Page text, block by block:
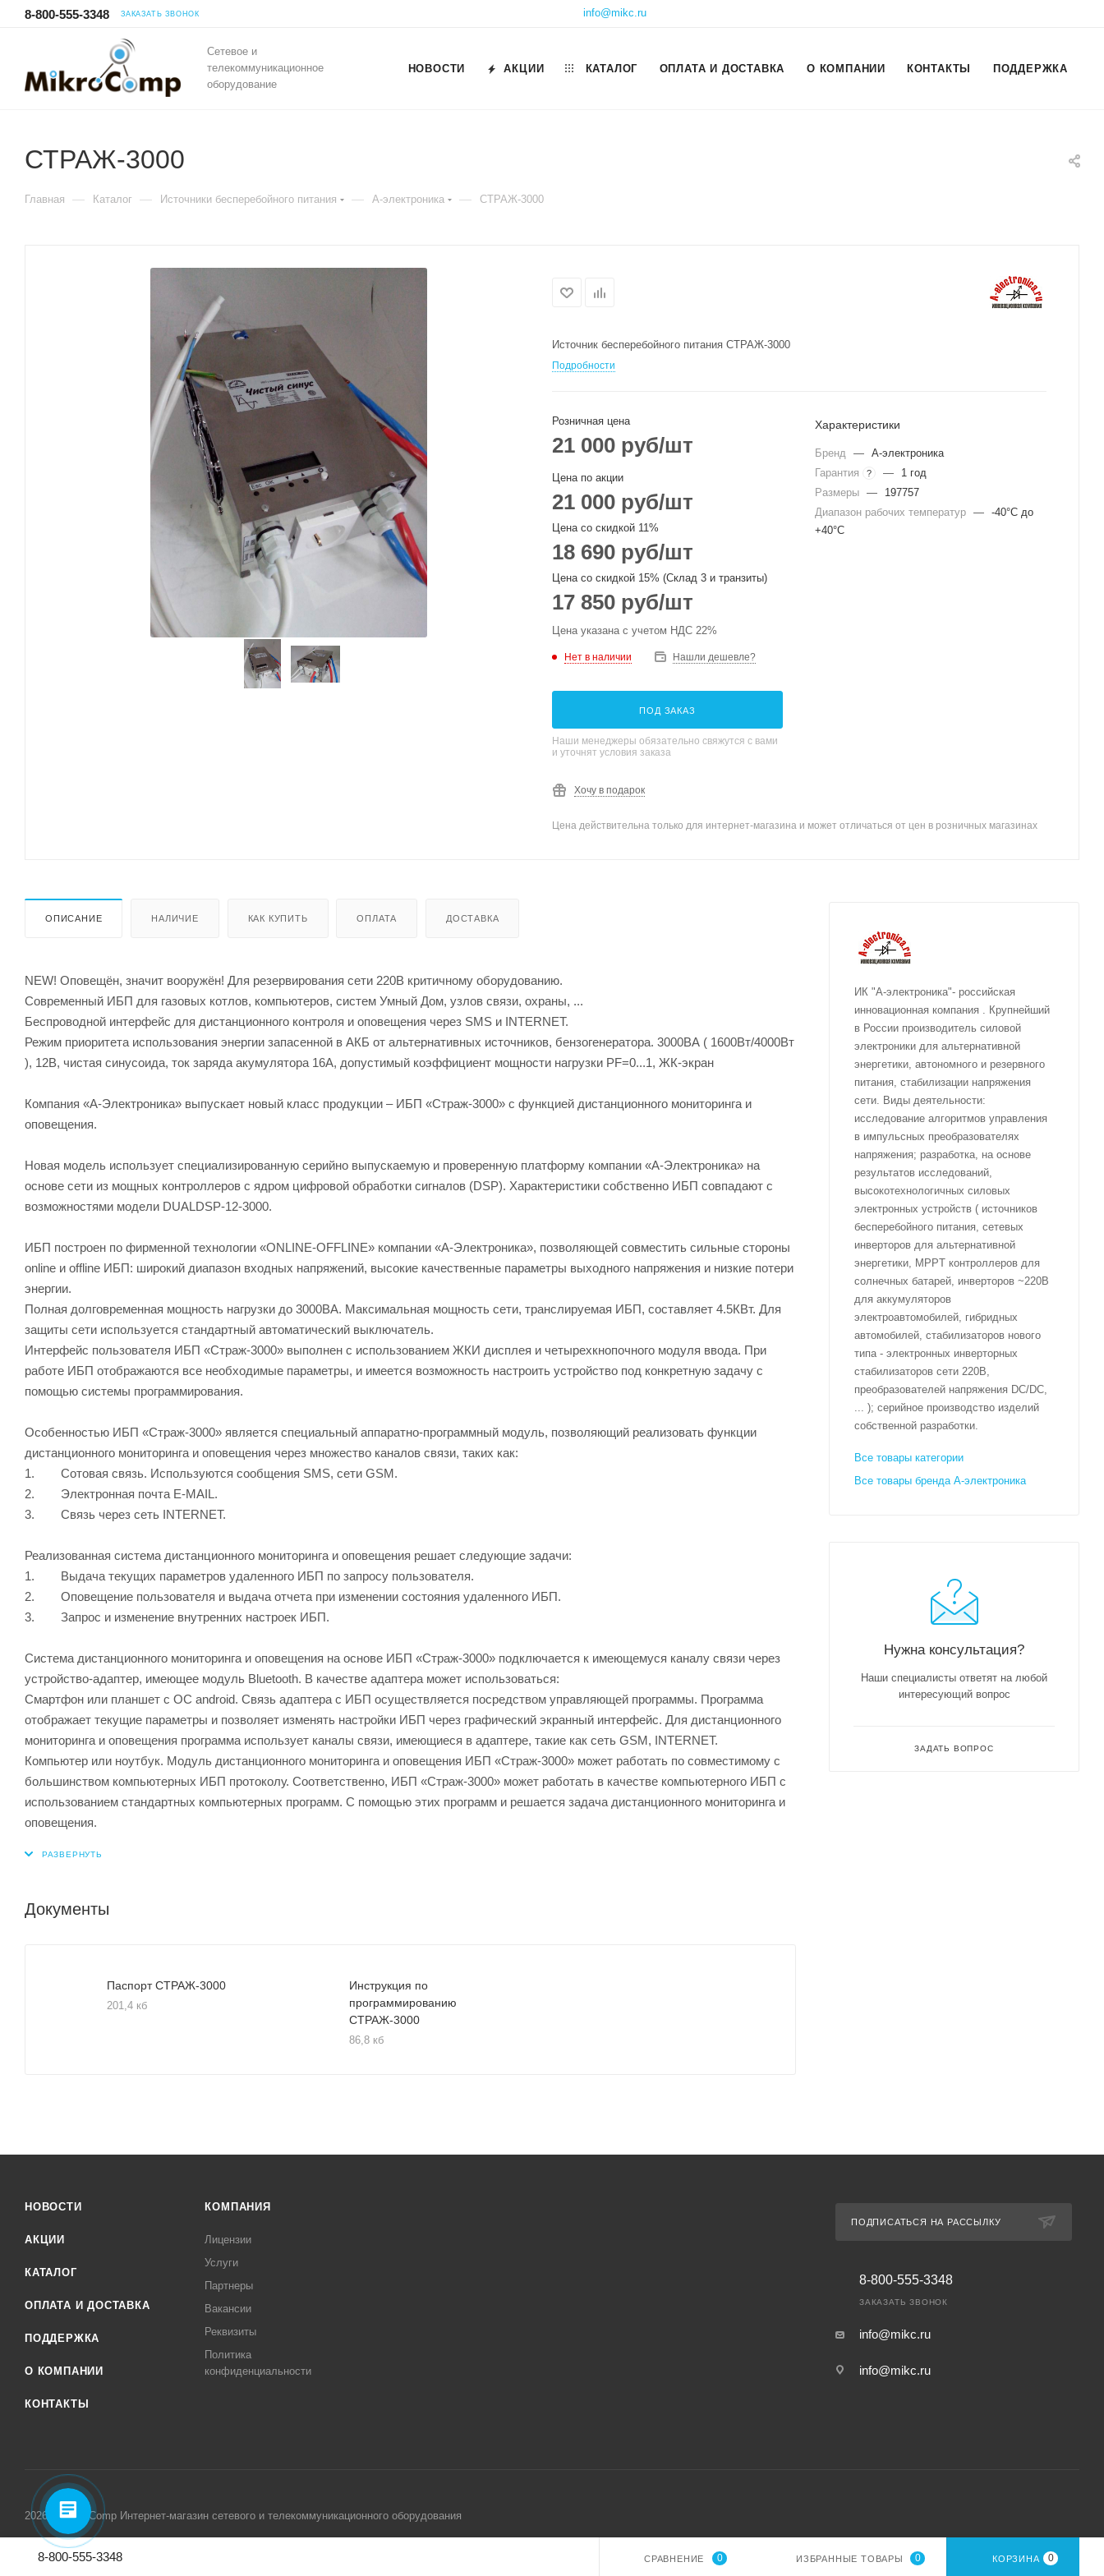
8-800-555-3348 ЗАКАЗАТЬ ЗВОНОК info@mikc.ru
Сетевое и
телекоммуникационное
оборудование
НОВОСТИ АКЦИИ КАТАЛОГ ОПЛАТА И ДОСТАВКА О КОМПАНИИ КОНТАКТЫ ПОДДЕРЖКА
СТРАЖ-3000
Главная — Каталог — Источники бесперебойного питания — А-электроника — СТРАЖ-3000
Источник бесперебойного питания СТРАЖ-3000
Подробности
Розничная цена
21 000 руб/шт
Цена по акции
21 000 руб/шт
Цена со скидкой 11%
18 690 руб/шт
Цена со скидкой 15% (Склад 3 и транзиты)
17 850 руб/шт
Цена указана с учетом НДС 22%
Нет в наличии Нашли дешевле?
ПОД ЗАКАЗ
Наши менеджеры обязательно свяжутся с вами
и уточнят условия заказа
Хочу в подарок
Характеристики
Бренд — А-электроника
Гарантия
? —
1 год
Размеры —
197757
Диапазон рабочих температур — -40°C до
+40°C
Цена действительна только для интернет-магазина и может отличаться от цен в розничных магазинах
ОПИСАНИЕ НАЛИЧИЕ КАК КУПИТЬ ОПЛАТА ДОСТАВКА
NEW! Оповещён, значит вооружён! Для резервирования сети 220В критичному оборудованию.
Современный ИБП для газовых котлов, компьютеров, систем Умный Дом, узлов связи, охраны, ...
Беспроводной интерфейс для дистанционного контроля и оповещения через SMS и INTERNET.
Режим приоритета использования энергии запасенной в АКБ от альтернативных источников, бензогенератора. 3000ВА ( 1600Вт/4000Вт
), 12В, чистая синусоида, ток заряда акумулятора 16А, допустимый коэффициент мощности нагрузки PF=0...1, ЖК-экран
Компания «А-Электроника» выпускает новый класс продукции – ИБП «Страж-3000» с функцией дистанционного мониторинга и
оповещения.
Новая модель использует специализированную серийно выпускаемую и проверенную платформу компании «А-Электроника» на
основе сети из мощных контроллеров с ядром цифровой обработки сигналов (DSP). Характеристики собственно ИБП совпадают с
возможностями модели DUALDSP-12-3000.
ИБП построен по фирменной технологии «ONLINE-OFFLINE» компании «А-Электроника», позволяющей совместить сильные стороны
online и offline ИБП: широкий диапазон входных напряжений, высокие качественные параметры выходного напряжения и низкие потери
энергии.
Полная долговременная мощность нагрузки до 3000ВА. Максимальная мощность сети, транслируемая ИБП, составляет 4.5КВт. Для
защиты сети используется стандартный автоматический выключатель.
Интерфейс пользователя ИБП «Страж-3000» выполнен с использованием ЖКИ дисплея и четырехкнопочного модуля ввода. При
работе ИБП отображаются все необходимые параметры, и имеется возможность настроить устройство под конкретную задачу с
помощью системы программирования.
Особенностью ИБП «Страж-3000» является специальный аппаратно-программный модуль, позволяющий реализовать функции
дистанционного мониторинга и оповещения через множество каналов связи, таких как:
1. Сотовая связь. Используются сообщения SMS, сети GSM.
2. Электронная почта E-MAIL.
3. Связь через сеть INTERNET.
Реализованная система дистанционного мониторинга и оповещения решает следующие задачи:
1. Выдача текущих параметров удаленного ИБП по запросу пользователя.
2. Оповещение пользователя и выдача отчета при изменении состояния удаленного ИБП.
3. Запрос и изменение внутренних настроек ИБП.
Система дистанционного мониторинга и оповещения на основе ИБП «Страж-3000» подключается к имеющемуся каналу связи через
устройство-адаптер, имеющее модуль Bluetooth. В качестве адаптера может использоваться:
Смартфон или планшет с ОС android. Связь адаптера с ИБП осуществляется посредством управляющей программы. Программа
отображает текущие параметры и позволяет изменять настройки ИБП через графический экранный интерфейс. Для дистанционного
мониторинга и оповещения программа использует каналы связи, имеющиеся в адаптере, такие как сеть GSM, INTERNET.
Компьютер или ноутбук. Модуль дистанционного мониторинга и оповещения ИБП «Страж-3000» может работать по совместимому с
большинством компьютерных ИБП протоколу. Соответственно, ИБП «Страж-3000» может работать в качестве компьютерного ИБП с
использованием стандартных компьютерных программ. С помощью этих программ и решается задача дистанционного мониторинга и
оповещения.
Документы
Паспорт СТРАЖ-3000
201,4 кб
Инструкция по
программированию
СТРАЖ-3000
86,8 кб
ИК "А-электроника"- российская
инновационная компания . Крупнейший
в России производитель силовой
электроники для альтернативной
энергетики, автономного и резервного
питания, стабилизации напряжения
сети. Виды деятельности:
исследование алгоритмов управления
в импульсных преобразователях
напряжения; разработка, на основе
результатов исследований,
высокотехнологичных силовых
электронных устройств ( источников
бесперебойного питания, сетевых
инверторов для альтернативной
энергетики, MPPT контроллеров для
солнечных батарей, инверторов ~220В
для аккумуляторов
электроавтомобилей, гибридных
автомобилей, стабилизаторов нового
типа - электронных инверторных
стабилизаторов сети 220В,
преобразователей напряжения DC/DC,
... ); серийное производство изделий
собственной разработки.
Все товары категории
Все товары бренда А-электроника
Нужна консультация?
Наши специалисты ответят на любой
интересующий вопрос
ЗАДАТЬ ВОПРОС
НОВОСТИ
АКЦИИ
КАТАЛОГ
ОПЛАТА И ДОСТАВКА
ПОДДЕРЖКА
О КОМПАНИИ
КОНТАКТЫ
КОМПАНИЯ
Лицензии
Услуги
Партнеры
Вакансии
Реквизиты
Политика
конфиденциальности
ПОДПИСАТЬСЯ НА РАССЫЛКУ
8-800-555-3348
ЗАКАЗАТЬ ЗВОНОК
info@mikc.ru
info@mikc.ru
2026 © MikroComp Интернет-магазин сетевого и телекоммуникационного оборудования
8-800-555-3348 СРАВНЕНИЕ 0 ИЗБРАННЫЕ ТОВАРЫ 0 КОРЗИНА 0